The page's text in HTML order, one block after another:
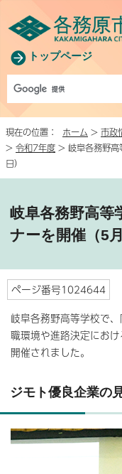
トップページ
現在の位置： ホーム > 市政
> 令和7年度 > 岐阜各務野高
日）
岐阜各務野高等
ナーを開催（5月
ページ番号1024644
岐阜各務野高等学校で
職環境や進路決定にお
開催されました。
ジモト優良企業の